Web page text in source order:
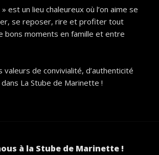
est un lieu chaleureux où l’on aime se
se reposer, rire et profiter tout
bons moments en famille et entre
valeurs de convivialité, d’authenticité
La Stube de Marinette !
à la Stube de Marinette !